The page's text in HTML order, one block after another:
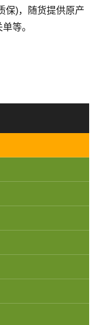
保)，随货提供原产
等。